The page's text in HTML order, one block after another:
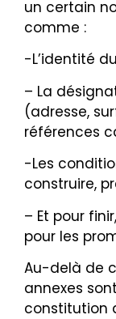
un certain
comme :
-L’identité
– La
(adresse,
références
-Les
construire,
– Et pour
pour les
Au-delà de
annexes
constitution